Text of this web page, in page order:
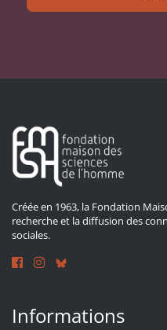
Créée en 1963, la Fondation
recherche et la diffusion des
sociales.
Informations